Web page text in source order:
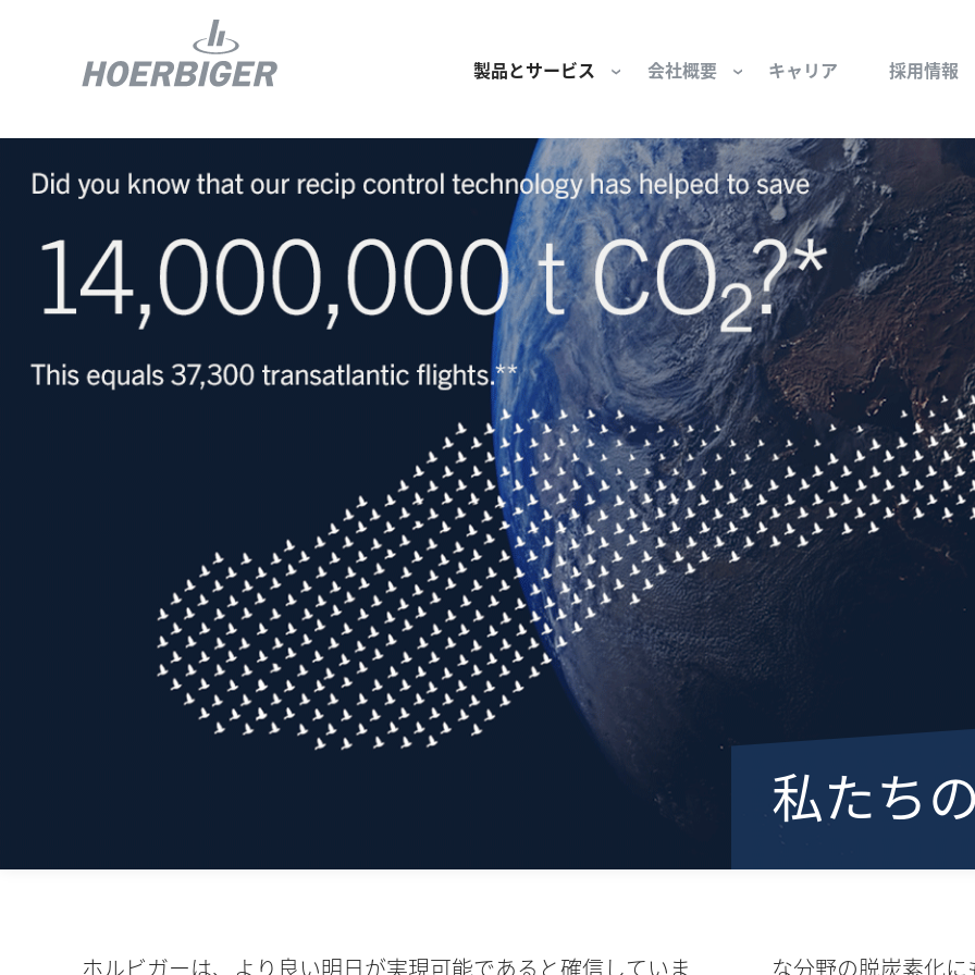
製品とサービス
コンプレッサー用部品とサービス
水素産業向けコンポーネント
フロー＆モーション制御
回転ユニオンとスリップリング
ガスエンジン用部品
セーフティ
空気・産業用コン
産業分野・当社の
会社概要
会社概要
組織と役員
文化と価値観
サステナビリティ
私たちの原点
財団
キャリア 採用情報
私たち
ホルビガーは、より良い明日が実現可能であると確信していま
な分野の脱炭素化にも貢献したいと考えています。特に水素圧